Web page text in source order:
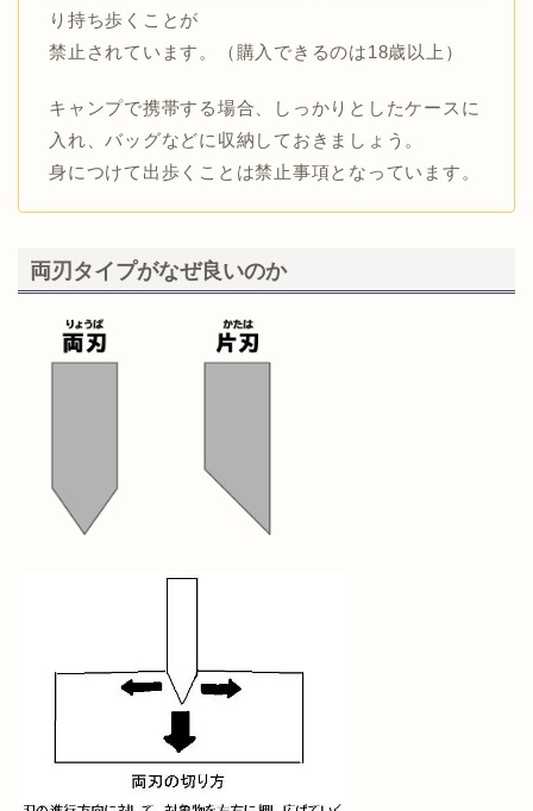
り持ち歩くことが
禁止されています。（購入できるのは18歳以上）
キャンプで携帯する場合、しっかりとしたケースに
入れ、バッグなどに収納しておきましょう。
身につけて出歩くことは禁止事項となっています。
両刃タイプがなぜ良いのか